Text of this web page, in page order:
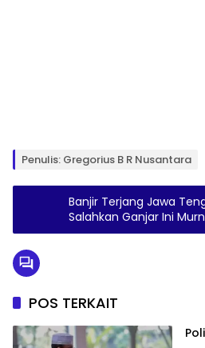
Penulis: Gregorius B R Nusantara
Banjir Terjang Jawa
Salahkan Ganjar Ini
Ekstrem
POS TERKAIT